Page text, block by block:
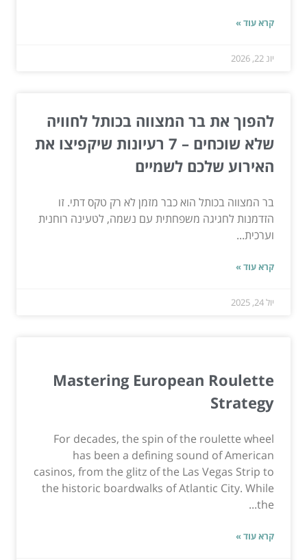
קרא עוד »
יונ 22, 2026
להפוך את בר המצווה בכותל לחוויה
שלא שוכחים – 7 רעיונות שיקפיצו את
האירוע שלכם לשמיים
בר המצווה בכותל הוא כבר מזמן לא רק טקס דתי. זו
הזדמנות לחגיגה משפחתית עם נשמה, לטעינה רוחנית
וערכית...
קרא עוד »
יול 24, 2025
Mastering European Roulette
Strategy
For decades, the spin of the roulette wheel
has been a defining sound of American
casinos, from the glitz of the Las Vegas Strip to
the historic boardwalks of Atlantic City. While
the...
קרא עוד »